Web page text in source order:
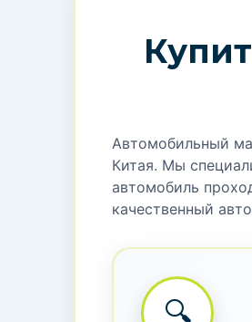
шумоподавления.
экономичность (7.1
ГОД
РАЗГОН ДО